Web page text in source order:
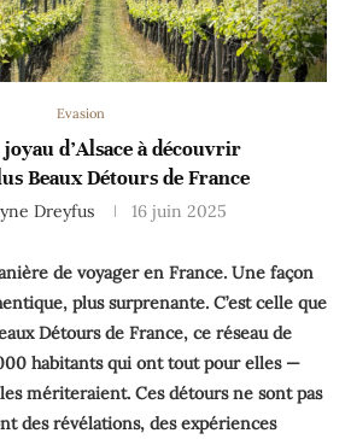
Evasion
d’Alsace à découvrir
Beaux Détours de France
Dreyfus 16 juin 2025
de voyager en France. Une façon
plus surprenante. C’est celle que
Détours de France, ce réseau de
habitants qui ont tout pour elles —
mériteraient. Ces détours ne sont pas
des révélations, des expériences